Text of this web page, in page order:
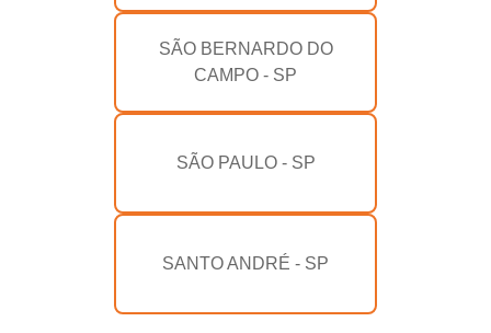
SÃO BERNARDO DO
CAMPO - SP
SÃO PAULO - SP
SANTO ANDRÉ - SP